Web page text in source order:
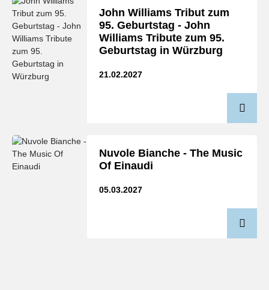
John Williams Tribut zum
95. Geburtstag - John
Williams Tribute zum 95.
Geburtstag in Würzburg
21.02.2027
Nuvole Bianche - The Music
Of Einaudi
05.03.2027